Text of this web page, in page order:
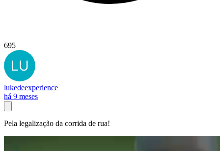
695
lukedeexperience
há 9 meses
Pela legalização da corrida de rua!